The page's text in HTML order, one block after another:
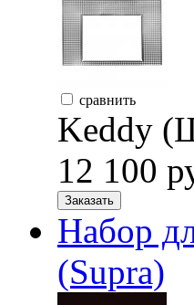
сравнить
Keddy
12 100
Заказать
Набор
(Supra)